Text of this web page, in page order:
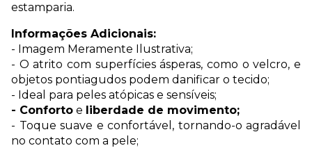
estamparia.
Informações Adicionais:
- Imagem Meramente Ilustrativa;
- O atrito com superfícies ásperas, como o velcro, e
objetos pontiagudos podem danificar o tecido;
- Ideal para peles atópicas e sensíveis;
- Conforto e liberdade de movimento;
- Toque suave e confortável, tornando-o agradável
no contato com a pele;